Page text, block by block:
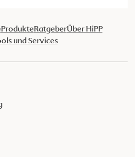
ProdukteRatgeberÜber HiPP
und Services